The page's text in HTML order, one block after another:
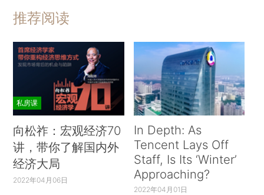
推荐阅读
私房课
向松祚：宏观经济70
讲，带你了解国内外
经济大局
2022年04月06日
In Depth: As
Tencent Lays Off
Staff, Is Its ‘Winter’
Approaching?
2022年04月01日